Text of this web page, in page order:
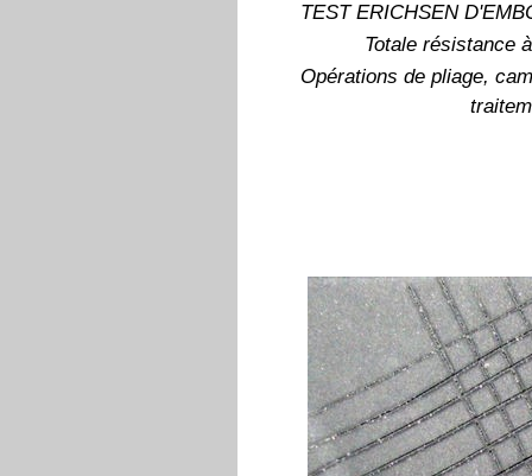
TEST ERICHSEN
Totale résistance
Opérations de pliage,